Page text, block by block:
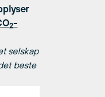
2-
selskap
beste